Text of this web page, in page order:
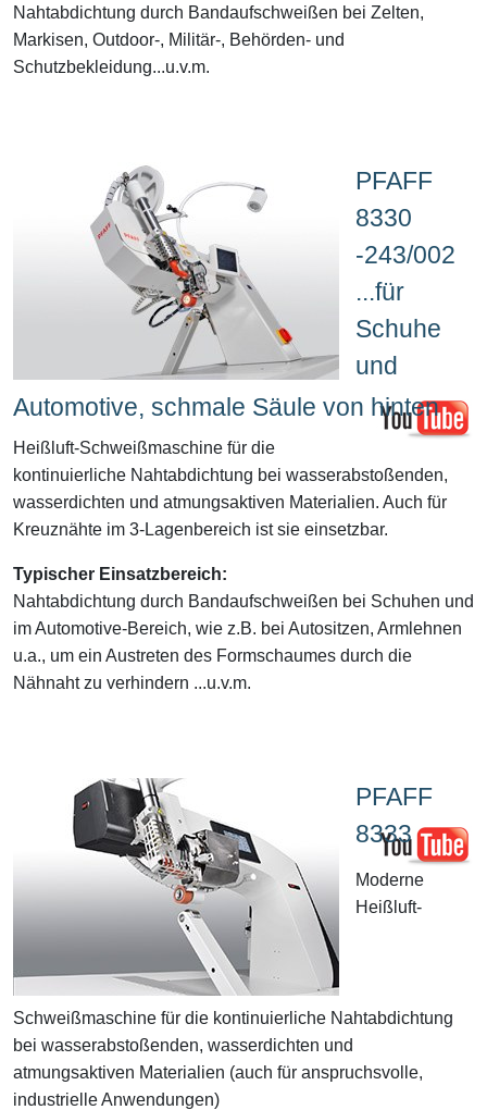
Nahtabdichtung durch Bandaufschweißen bei Zelten,
Markisen, Outdoor-, Militär-, Behörden- und
Schutzbekleidung...u.v.m.
PFAFF
8330
-243/002
...für
Schuhe
und
Automotive, schmale Säule von hinten
Heißluft-Schweißmaschine für die
kontinuierliche Nahtabdichtung bei wasserabstoßenden,
wasserdichten und atmungsaktiven Materialien. Auch für
Kreuznähte im 3-Lagenbereich ist sie einsetzbar.
Typischer Einsatzbereich:
Nahtabdichtung durch Bandaufschweißen bei Schuhen und
im Automotive-Bereich, wie z.B. bei Autositzen, Armlehnen
u.a., um ein Austreten des Formschaumes durch die
Nähnaht zu verhindern ...u.v.m.
PFAFF
8333
Moderne
Heißluft-
Schweißmaschine für die kontinuierliche Nahtabdichtung
bei wasserabstoßenden, wasserdichten und
atmungsaktiven Materialien (auch für anspruchsvolle,
industrielle Anwendungen)